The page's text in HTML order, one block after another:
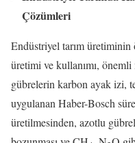
Çözümleri
Endüstriyel tarım
üretimi ve kullanımı,
gübrelerin karbon ayak izi,
uygulanan Haber-Bosch
üretilmesinden, azotlu